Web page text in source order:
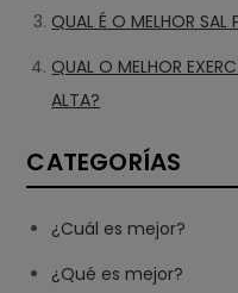
QUAL É O MELHOR SAL
QUAL O MELHOR
ALTA?
CATEGORÍAS
¿Cuál es mejor?
¿Qué es mejor?